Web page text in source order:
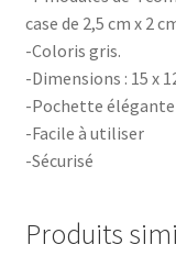
case de 2,5 cm x 2
-Coloris gris.
-Dimensions : 15 x
-Pochette
-Facile à utiliser
-Sécurisé
Produits